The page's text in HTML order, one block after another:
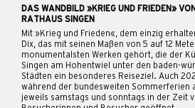
DAS WANDBILD »KRIEG UND FRIEDEN»
RATHAUS SINGEN
Mit »Krieg und Frieden«, dem einzig
Dix, das mit seinen Maßen von 5 auf 12
monumentalsten Werken gehört, die der
Singen am Hohentwiel unter den baden-
Städten ein besonderes Reiseziel. Auch
während der bundesweiten Sommerferien
jeweils samstags und sonntags in der Zeit